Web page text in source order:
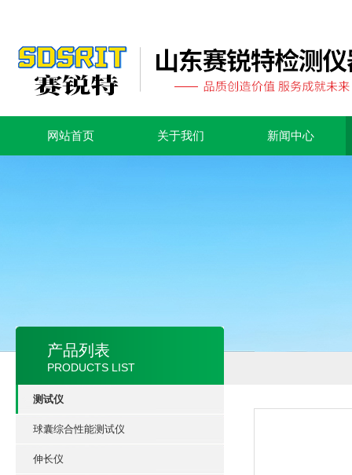
网站首页 关于我们 新闻中心
产品列表
PRODUCTS LIST
测试仪
球囊综合性能测试仪
伸长仪